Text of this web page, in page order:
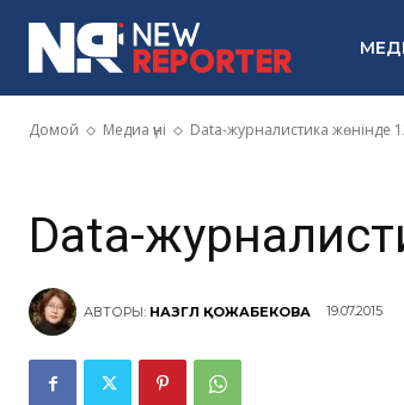
Домой Медиа үні Data-журналистика жөнінде
кеңес
Data-
АВТОРЫ: НАЗГҮЛ ҚОЖАБЕКОВА 19.07.2015